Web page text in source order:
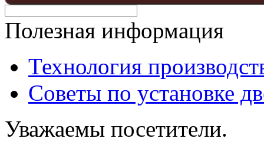
Полезная информация
Технология
Советы по установке
Уважаемы посетители.